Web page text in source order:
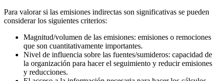
Para valorar si las emisiones indirectas son significativas se pueden
considerar los siguientes criterios:
Magnitud/volumen de las emisiones: emisiones o remociones
que son cuantitativamente importantes.
Nivel de influencia sobre las fuentes/sumideros: capacidad de
la organización para hacer el seguimiento y reducir emisiones
y reducciones.